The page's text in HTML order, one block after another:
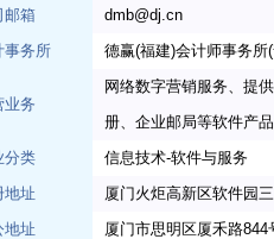
邮箱
dmb@dj.cn
事务所
德赢(福建)会计师事务所
业务
网络数字营销服务、提
册、企业邮局等软件产
分类
信息技术-软件与服务
地址
厦门火炬高新区软件园
地址
厦门市思明区厦禾路